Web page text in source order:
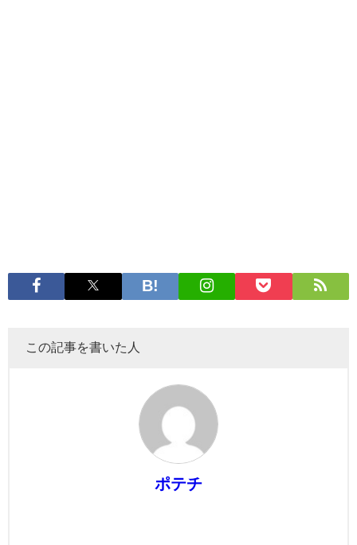
この記事を書いた人
ポテチ